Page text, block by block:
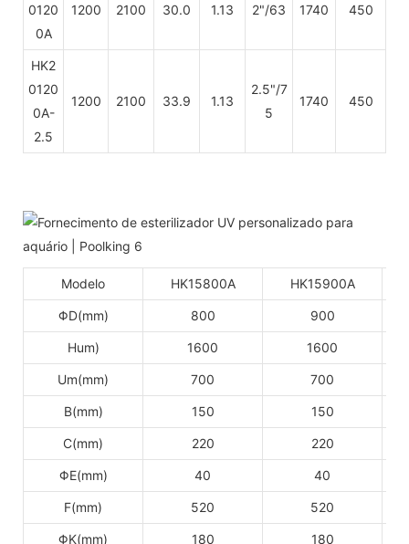
0120
0A
1200 2100 30.0 1.13 2"/63 1740 450
HK2
0120
0A-
2.5
1200 2100 33.9 1.13
2.5"/7
5
1740 450
Modelo HK15800A HK15900A
ΦD(mm) 800 900
Hum) 1600 1600
Um(mm) 700 700
B(mm) 150 150
C(mm) 220 220
ΦE(mm) 40 40
F(mm) 520 520
ΦK(mm) 180 180